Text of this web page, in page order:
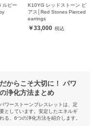
ルビー
K10YG レッドストーン ピ
アス│Red Stones Pierced
earrings
33,000
からこそ大切に！ パワ
浄化方法まとめ
ワーストーンブレスレットは、定
としています。安定したエネルギ
る、6つの浄化方法を紹介します。